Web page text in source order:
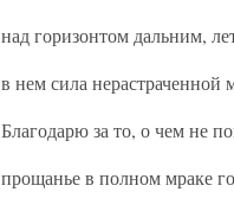
над горизонтом дальним,
в нем сила нерастраченной
Благодарю за то, о чем не
прощанье в полном мраке